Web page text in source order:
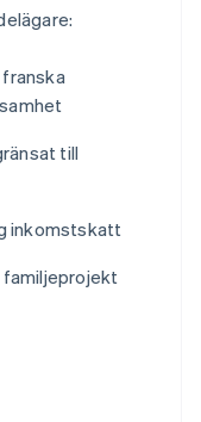
till
inkomstskatt
familjeprojekt